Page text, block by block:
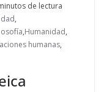
de lectura
,
,Humanidad,
humanas,